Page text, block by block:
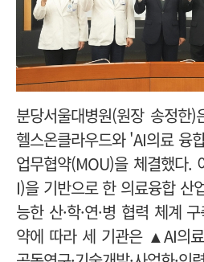
분당서울대병원(원장 송정한
헬스온클라우드와 'AI의료 융
업무협약(MOU)을 체결했다.
I)을 기반으로 한 의료융합 산
능한 산·학·연·병 협력 체계
약에 따라 세 기관은 ▲AI의